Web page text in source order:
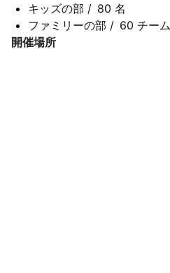
キッズの部 / 80 名
ファミリーの部 / 60 チーム
開催場所